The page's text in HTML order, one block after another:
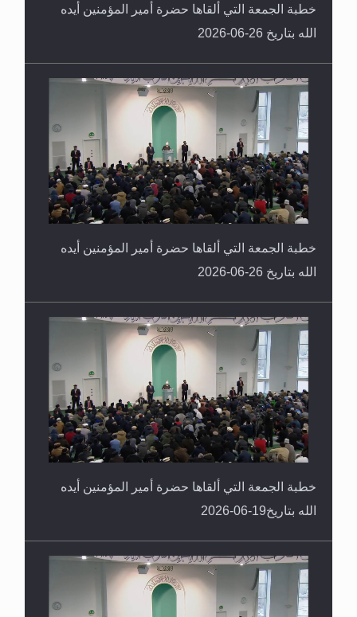
خطبة الجمعة التي ألقاها حضرة أمير المؤمنين أيده
الله بتاريخ 26-06-2026
خطبة الجمعة التي ألقاها حضرة أمير المؤمنين أيده
الله بتاريخ 26-06-2026
خطبة الجمعة التي ألقاها حضرة أمير المؤمنين أيده
الله بتاريخ19-06-2026